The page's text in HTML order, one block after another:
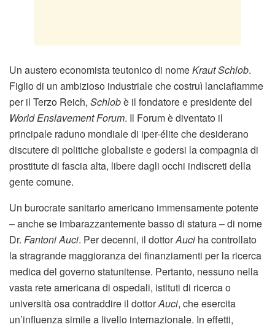
Un austero economista teutonico di nomeKraut Schlob.
Figlio di un ambizioso industriale che costruì lanciafiamme
per il Terzo Reich, Schlobè il fondatore e presidente del
World Enslavement Forum. Il Forum è diventato il
principale raduno mondiale di iper-élite che desiderano
discutere di politiche globaliste e godersi la compagnia di
prostitute di fascia alta, libere dagli occhi indiscreti della
gente comune.
Un burocrate sanitario americano immensamente potente
– anche se imbarazzantemente basso di statura – di nome
Dr. Fantoni Auci. Per decenni, il dottorAuci ha controllato
la stragrande maggioranza dei finanziamenti per la ricerca
medica del governo statunitense. Pertanto, nessuno nella
vasta rete americana di ospedali, istituti di ricerca o
università osa contraddire il dottorAuci, che esercita
un’influenza simile a livello internazionale. In effetti,